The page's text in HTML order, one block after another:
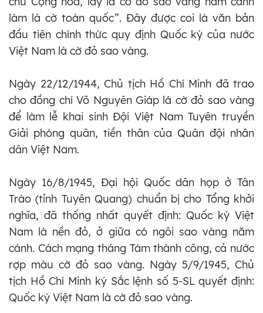
làm lá cờ toàn quốc”. Đây được coi là văn bản
đầu tiên chính thức quy định Quốc kỳ của nước
Việt Nam là cờ đỏ sao vàng.
Ngày 22/12/1944, Chủ tịch Hồ Chí Minh đã trao
cho đồng chí Võ Nguyên Giáp lá cờ đỏ sao vàng
để làm lễ khai sinh Đội Việt Nam Tuyên truyền
Giải phóng quân, tiền thân của Quân đội nhân
dân Việt Nam.
Ngày 16/8/1945, Đại hội Quốc dân họp ở Tân
Trào (tỉnh Tuyên Quang) chuẩn bị cho Tổng khởi
nghĩa, đã thống nhất quyết định: Quốc kỳ Việt
Nam là nền đỏ, ở giữa có ngôi sao vàng năm
cánh. Cách mạng tháng Tám thành công, cả nước
rợp màu cờ đỏ sao vàng. Ngày 5/9/1945, Chủ
tịch Hồ Chí Minh ký Sắc lệnh số 5-SL quyết định:
Quốc kỳ Việt Nam là cờ đỏ sao vàng.